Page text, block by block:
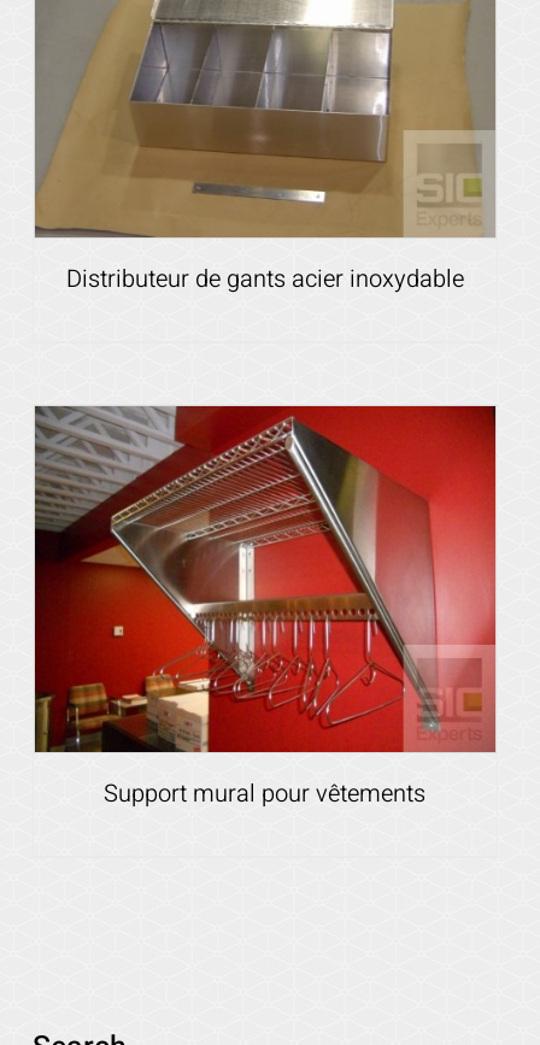
Voir les détails
Voir les détails
Distributeur de gants acier inoxydable
Support mural pour vêtements